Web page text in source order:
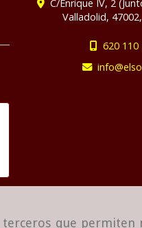
que
C/Enrique IV, 2
Valladolid, 47002
620 110
info